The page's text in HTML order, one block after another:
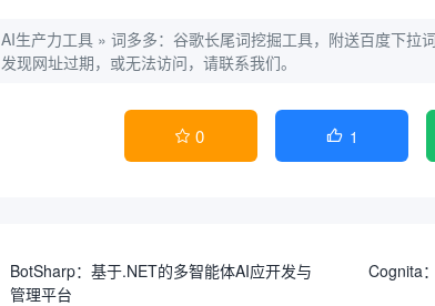
AI生产力工具 » 词多多：谷歌长尾词挖掘工具，附送百度下拉
发现网址过期，或无法访问，请联系我们。
 0  1
BotSharp：基于.NET的多智能体AI应开发与
管理平台
Cognita